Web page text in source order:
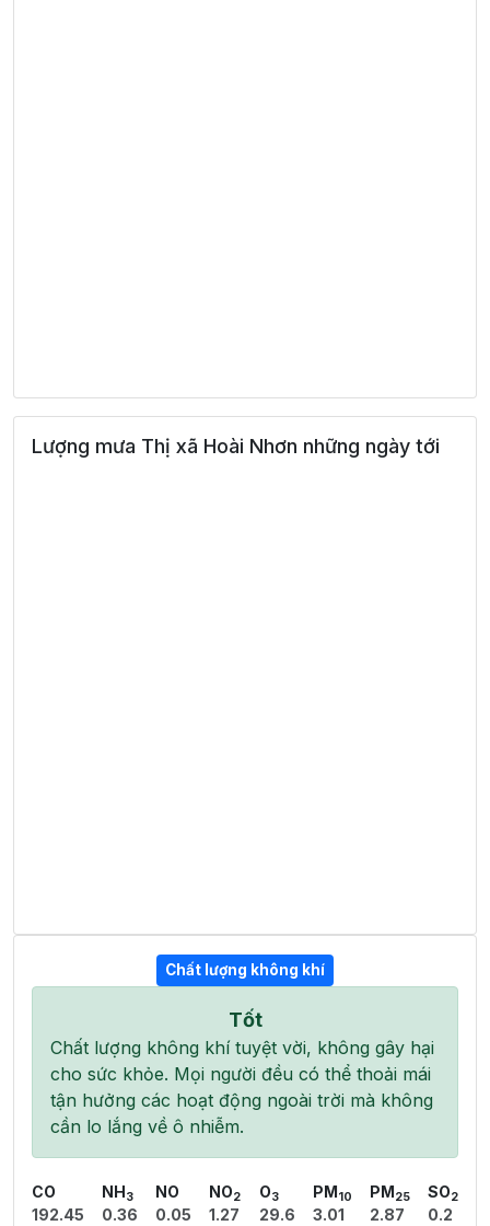
Lượng mưa Thị xã Hoài Nhơn những ngày tới
Chất lượng không khí
Tốt
Chất lượng không khí tuyệt vời, không gây hại
cho sức khỏe. Mọi người đều có thể thoải mái
tận hưởng các hoạt động ngoài trời mà không
cần lo lắng về ô nhiễm.
CO
192.45
NH 3
0.36
NO
0.05
NO2
1.27
O3
29.6
PM 10
3.01
PM 25
2.87
SO2
0.2